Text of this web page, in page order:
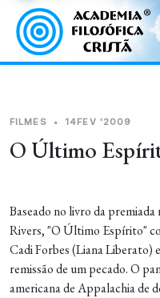
FILMES • 14FEV '2009
O Último
Baseado no livro da
Rivers, "O Último Espírito"
Cadi Forbes (Liana Liberato)
remissão de um pecado. O
americana de Appalachia de